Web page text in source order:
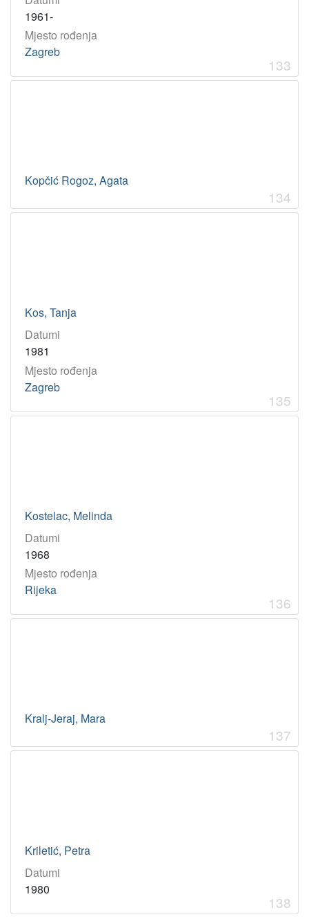
1961-
Mjesto rođenja
Zagreb
133
Kopčić Rogoz, Agata
134
Kos, Tanja
Datumi
1981
Mjesto rođenja
Zagreb
135
Kostelac, Melinda
Datumi
1968
Mjesto rođenja
Rijeka
136
Kralj-Jeraj, Mara
137
Kriletić, Petra
Datumi
1980
138